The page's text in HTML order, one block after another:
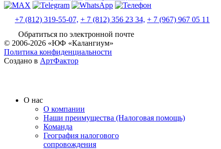
+7 (812) 319-55-07, + 7 (812) 356 23 34, + 7 (967) 967 05 11
Обратиться по электронной почте
© 2006-2026 «ЮФ «Калангиум»
Политика конфиденциальности
Создано в АртФактор
О нас
О компании
Наши преимущества (Налоговая помощь)
Команда
География налогового
сопровождения